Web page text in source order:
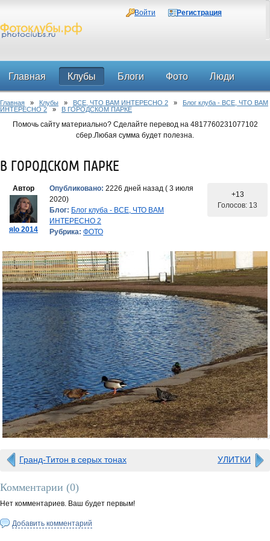
Войти Регистрация
Главная Клубы Блоги Фото Люди
Форум
Главная » Клубы » ВСЕ, ЧТО ВАМ ИНТЕРЕСНО 2 » Блог клуба - ВСЕ, ЧТО ВАМ
ИНТЕРЕСНО 2 » В ГОРОДСКОМ ПАРКЕ
Помочь сайту материально? Сделайте перевод на 4817760231077102
сбер.Любая сумма будет полезна.
В ГОРОДСКОМ ПАРКЕ
Автор
яlo 2014
Опубликовано: 2226 дней назад ( 3 июля
2020)
Блог: Блог клуба - ВСЕ, ЧТО ВАМ
ИНТЕРЕСНО 2
Рубрика: ФОТО
+13
Голосов: 13
0 просмотров
Гранд-Титон в серых тонах УЛИТКИ
Комментарии (0)
Нет комментариев. Ваш будет первым!
Добавить комментарий